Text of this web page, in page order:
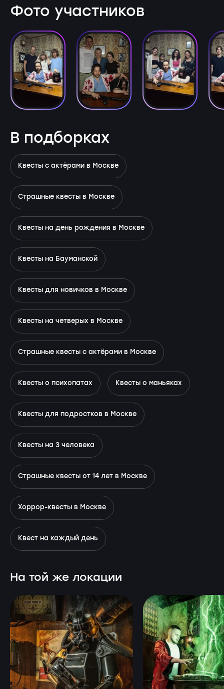
Фото участников
В подборках
Квесты с актёрами в Москве
Страшные квесты в Москве
Квесты на день рождения в Москве
Квесты на Бауманской
Квесты для новичков в Москве
Квесты на четверых в Москве
Страшные квесты с актёрами в Москве
Квесты о психопатах Квесты о маньяках
Квесты для подростков в Москве
Квесты на 3 человека
Страшные квесты от 14 лет в Москве
Хоррор-квесты в Москве
Квест на каждый день
На той же локации